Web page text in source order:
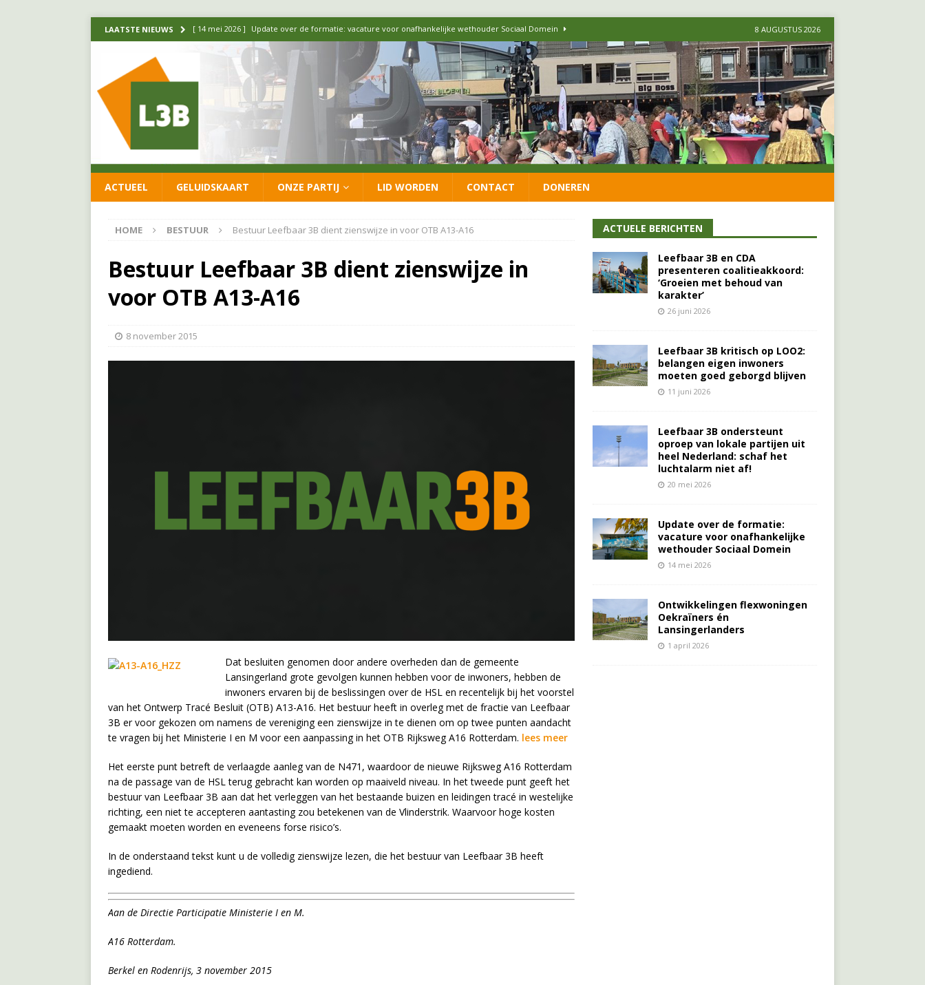
LAATSTE NIEUWS [ 14 mei 2026 ] Update over de formatie: vacature voor onafhankelijke wethouder Sociaal Domein
[ 1 april 2026 ] Ontwikkelingen flexwoningen Oekraïners én Lansingerlanders FRACTIE
[ 26 juni 2026 ] Leefbaar 3B en CDA presenteren coalitieakkoord: ‘Groeien met behoud van karakter’
Leefbaar 3B kritisch op LOO2: belangen eigen inwoners moeten goed geborgd blijven
[ 20 mei 2026 ] Leefbaar 3B ondersteunt oproep van lokale partijen uit heel Nederland: schaf het
8 AUGUSTUS 2026
ACTUEEL GELUIDSKAART ONZE PARTIJ LID WORDEN CONTACT DONEREN
HOME BESTUUR Bestuur Leefbaar 3B dient zienswijze in voor OTB A13-A16
Bestuur Leefbaar 3B dient zienswijze in
voor OTB A13-A16
8 november 2015
Dat besluiten genomen door andere overheden dan de gemeente
Lansingerland grote gevolgen kunnen hebben voor de inwoners, hebben de
inwoners ervaren bij de beslissingen over de HSL en recentelijk bij het voorstel
van het Ontwerp Tracé Besluit (OTB) A13-A16. Het bestuur heeft in overleg met de fractie van Leefbaar
3B er voor gekozen om namens de vereniging een zienswijze in te dienen om op twee punten aandacht
te vragen bij het Ministerie I en M voor een aanpassing in het OTB Rijksweg A16 Rotterdam. lees meer
Het eerste punt betreft de verlaagde aanleg van de N471, waardoor de nieuwe Rijksweg A16 Rotterdam
na de passage van de HSL terug gebracht kan worden op maaiveld niveau. In het tweede punt geeft het
bestuur van Leefbaar 3B aan dat het verleggen van het bestaande buizen en leidingen tracé in westelijke
richting, een niet te accepteren aantasting zou betekenen van de Vlinderstrik. Waarvoor hoge kosten
gemaakt moeten worden en eveneens forse risico’s.
In de onderstaand tekst kunt u de volledig zienswijze lezen, die het bestuur van Leefbaar 3B heeft
ingediend.
Aan de Directie Participatie Ministerie I en M.
A16 Rotterdam.
Berkel en Rodenrijs, 3 november 2015
ACTUELE BERICHTEN
Leefbaar 3B en CDA
presenteren coalitieakkoord:
‘Groeien met behoud van
karakter’
26 juni 2026
Leefbaar 3B kritisch op LOO2:
belangen eigen inwoners
moeten goed geborgd blijven
11 juni 2026
Leefbaar 3B ondersteunt
oproep van lokale partijen uit
heel Nederland: schaf het
luchtalarm niet af!
20 mei 2026
Update over de formatie:
vacature voor onafhankelijke
wethouder Sociaal Domein
14 mei 2026
Ontwikkelingen flexwoningen
Oekraïners én
Lansingerlanders
1 april 2026